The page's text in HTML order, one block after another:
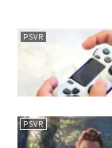
PSVR
PSVR